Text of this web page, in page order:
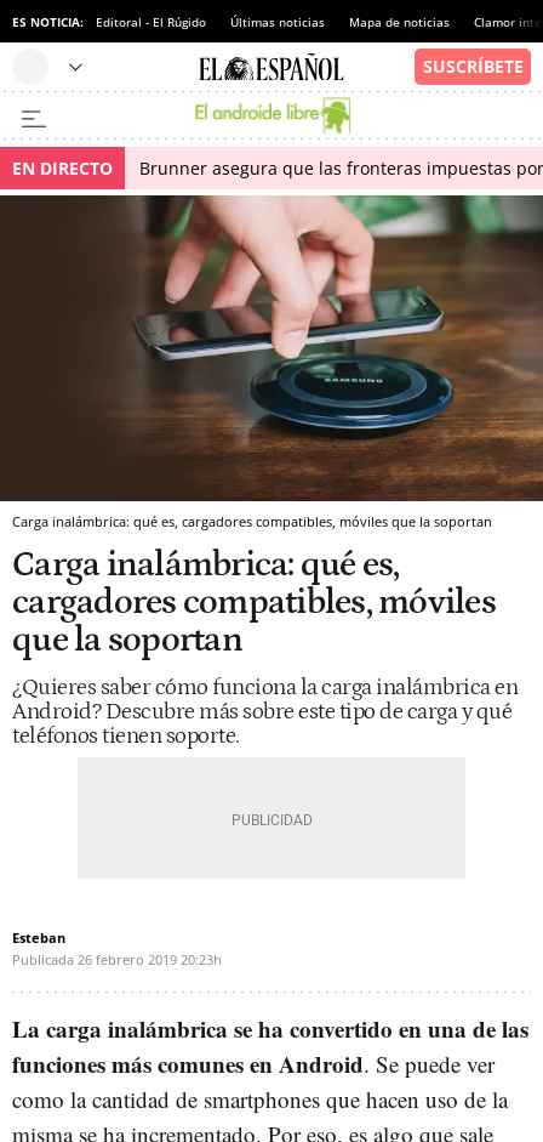
ES NOTICIA: Editoral - El Rúgido Últimas noticias Mapa de noticias Clamor
EN DIRECTO Brunner asegura que las fronteras impuestas
Carga inalámbrica: qué es, cargadores compatibles, móviles que la soportan
Carga inalámbrica: qué es,
cargadores compatibles, móviles
que la soportan
¿Quieres saber cómo funciona la carga inalámbrica en
Android? Descubre más sobre este tipo de carga y qué
teléfonos tienen soporte.
Esteban
Publicada 26 febrero 2019 20:23h
La carga inalámbrica se ha convertido en una de las
funciones más comunes en Android. Se puede ver
como la cantidad de smartphones que hacen uso de la
misma se ha incrementado. Por eso, es algo que sale